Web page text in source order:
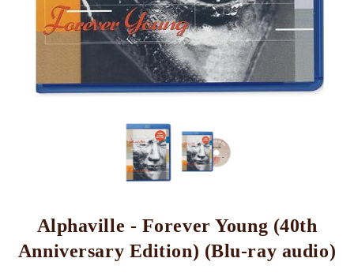
Alphaville - Forever Young (40th
Anniversary Edition) (Blu-ray audio)